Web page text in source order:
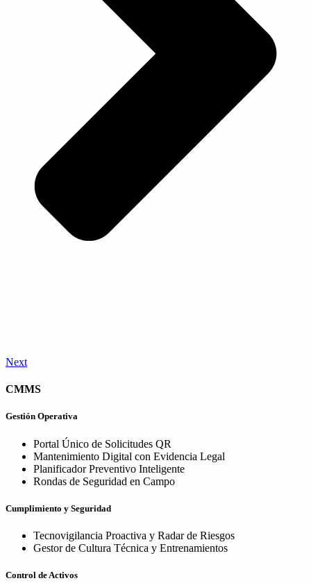
Next
CMMS
Gestión Operativa
Portal Único de Solicitudes QR
Mantenimiento Digital con Evidencia Legal
Planificador Preventivo Inteligente
Rondas de Seguridad en Campo
Cumplimiento y Seguridad
Tecnovigilancia Proactiva y Radar de Riesgos
Gestor de Cultura Técnica y Entrenamientos
Control de Activos